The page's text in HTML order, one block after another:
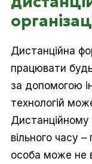
Дистанційна
працювати
за допомогою
технологій
Дистанційному
вільного часу
особа може не